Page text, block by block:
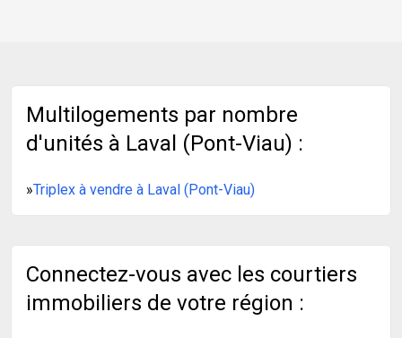
Multilogements par nombre
d'unités à Laval (Pont-Viau) :
»Triplex à vendre à Laval (Pont-Viau)
Connectez-vous avec les courtiers
immobiliers de votre région :